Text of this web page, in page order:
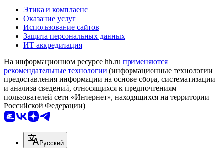
Этика и комплаенс
Оказание услуг
Использование сайтов
Защита персональных данных
ИТ аккредитация
На информационном ресурсе hh.ru применяются
рекомендательные технологии (информационные технологии
предоставления информации на основе сбора, систематизации
и анализа сведений, относящихся к предпочтениям
пользователей сети «Интернет», находящихся на территории
Российской Федерации)
Русский